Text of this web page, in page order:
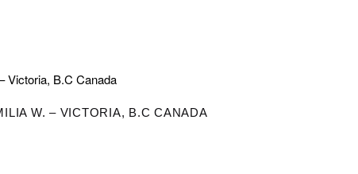
W. – VICTORIA, B.C CANADA